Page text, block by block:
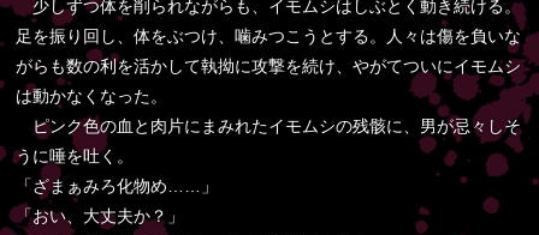
少しずつ体を削られながらも、イモムシはしぶとく動き続ける。
足を振り回し、体をぶつけ、噛みつこうとする。人々は傷を負いな
がらも数の利を活かして執拗に攻撃を続け、やがてついにイモムシ
は動かなくなった。
ピンク色の血と肉片にまみれたイモムシの残骸に、男が忌々しそ
うに唾を吐く。
「ざまぁみろ化物め……」
「おい、大丈夫か？」